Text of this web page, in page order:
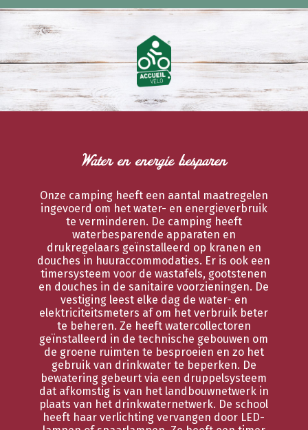
Water en energie besparen
Onze camping heeft een aantal maatregelen
ingevoerd om het water- en energieverbruik
te verminderen. De camping heeft
waterbesparende apparaten en
drukregelaars geïnstalleerd op kranen en
douches in huuraccommodaties. Er is ook een
timersysteem voor de wastafels, gootstenen
en douches in de sanitaire voorzieningen. De
vestiging leest elke dag de water- en
elektriciteitsmeters af om het verbruik beter
te beheren. Ze heeft watercollectoren
geïnstalleerd in de technische gebouwen om
de groene ruimten te besproeien en zo het
gebruik van drinkwater te beperken. De
bewatering gebeurt via een druppelsysteem
dat afkomstig is van het landbouwnetwerk in
plaats van het drinkwaternetwerk. De school
heeft haar verlichting vervangen door LED-